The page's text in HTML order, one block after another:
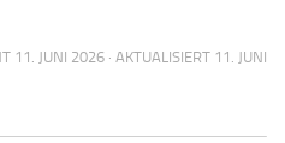
11. JUNI 2026 · AKTUALISIERT 11. JUNI